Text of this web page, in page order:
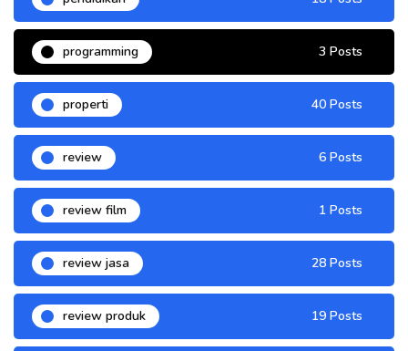
programming 3 Posts
properti 40 Posts
review 6 Posts
review film 1 Posts
review jasa 28 Posts
review produk 19 Posts